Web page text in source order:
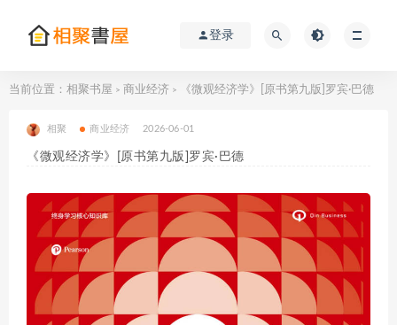
登录
当前位置： 相聚书屋 > 商业经济 > 《微观经济学》[原书第九版]罗宾·巴德
相聚 商业经济 2026-06-01
《微观经济学》[原书第九版]罗宾·巴德